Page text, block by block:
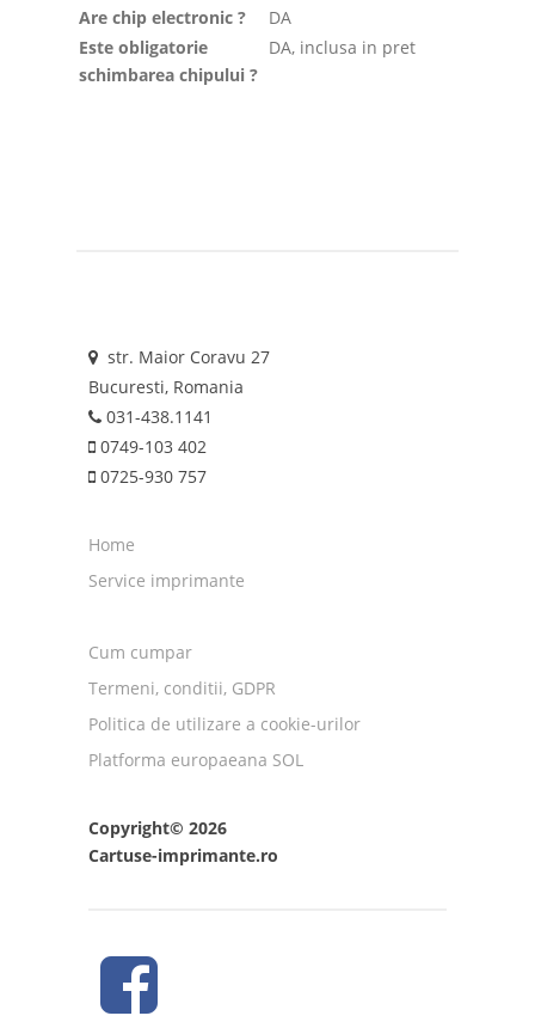
Are chip electronic ?
DA
Este obligatorie
schimbarea chipului ?
DA, inclusa in pret
str. Maior Coravu 27
Bucuresti, Romania
031-438.1141
0749-103 402
0725-930 757
Home
Service imprimante
Cum cumpar
Termeni, conditii, GDPR
Politica de utilizare a cookie-urilor
Platforma europaeana SOL
Copyright© 2026
Cartuse-imprimante.ro